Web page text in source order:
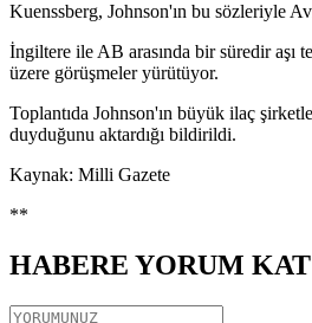
Kuenssberg, Johnson'ın bu sözleriyle
İngiltere ile AB arasında bir süredir aşı
üzere görüşmeler yürütüyor.
Toplantıda Johnson'ın büyük ilaç
duyduğunu aktardığı bildirildi.
Kaynak: Milli Gazete
**
HABERE YORUM KAT